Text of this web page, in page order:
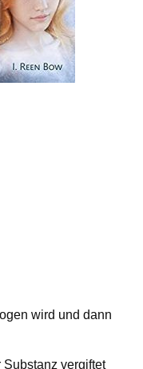
wird und dann
vergiftet